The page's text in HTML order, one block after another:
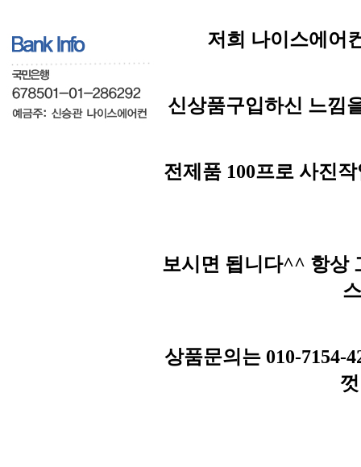
저희 나이스에어
신상품구입하신 느낌
전제품 100프로 사진
보시면 됩니다^^ 항상
상품문의는 010-7154-